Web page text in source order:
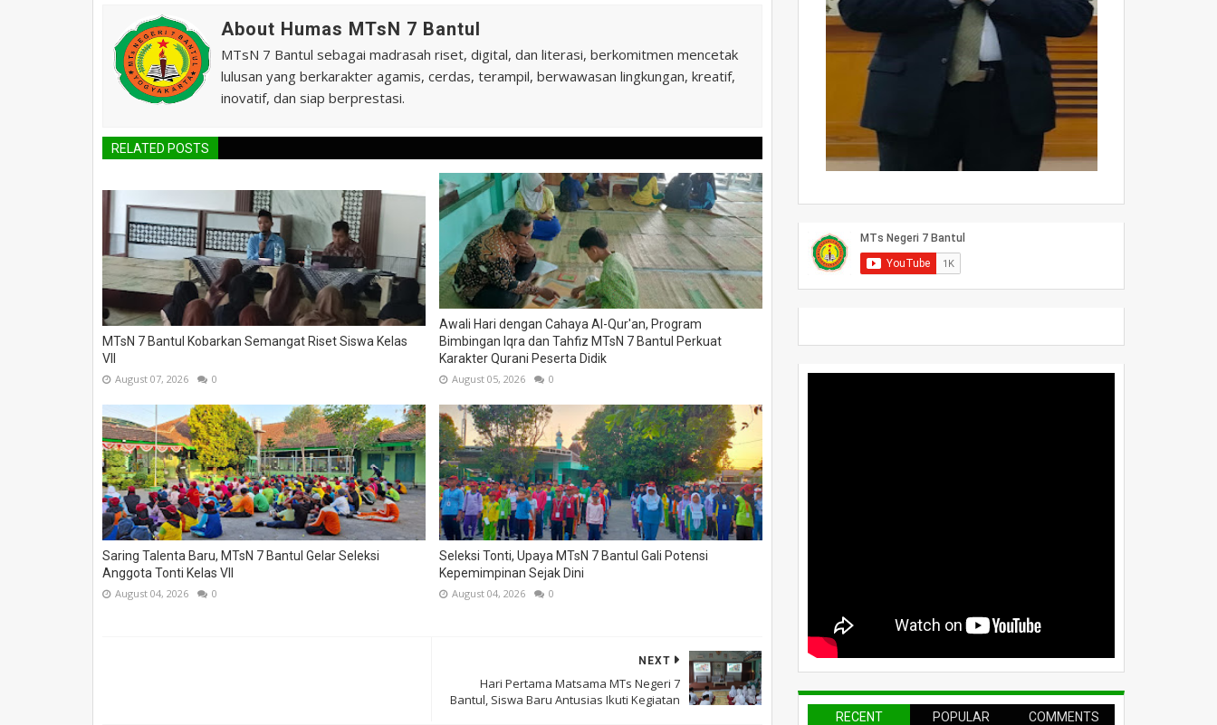
About Humas MTsN 7 Bantul
MTsN 7 Bantul sebagai madrasah riset, digital, dan literasi, berkomitmen mencetak
lulusan yang berkarakter agamis, cerdas, terampil, berwawasan lingkungan, kreatif,
inovatif, dan siap berprestasi.
RELATED POSTS
MTsN 7 Bantul Kobarkan Semangat Riset Siswa Kelas
VII
August 07, 2026 0
Awali Hari dengan Cahaya Al-Qur'an, Program
Bimbingan Iqra dan Tahfiz MTsN 7 Bantul Perkuat
Karakter Qurani Peserta Didik
August 05, 2026 0
Saring Talenta Baru, MTsN 7 Bantul Gelar Seleksi
Anggota Tonti Kelas VII
August 04, 2026 0
Seleksi Tonti, Upaya MTsN 7 Bantul Gali Potensi
Kepemimpinan Sejak Dini
August 04, 2026 0
NEXT
Hari Pertama Matsama MTs Negeri 7
Bantul, Siswa Baru Antusias Ikuti Kegiatan
RECENT POPULAR COMMENTS